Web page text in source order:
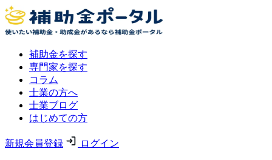
補助金を探す
専門家を探す
コラム
士業の方へ
士業ブログ
はじめての方
新規会員登録 ログイン